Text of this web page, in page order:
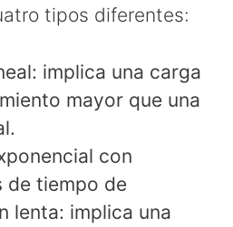
tipos diferentes:
implica una carga
mayor que una
con
de tiempo de
lenta: implica una